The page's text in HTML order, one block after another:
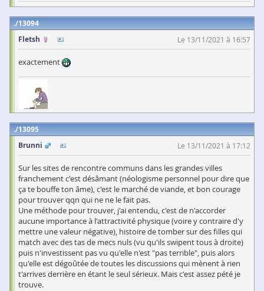
13094
Fletsh
Le 13/11/2021 à 16:57
exactement
13095
Brunni
Le 13/11/2021 à 17:12
Sur les sites de rencontre communs dans les grandes villes
franchement c'est désâmant (néologisme personnel pour dire que
ça te bouffe ton âme), c'est le marché de viande, et bon courage
pour trouver qqn qui ne ne le fait pas.
Une méthode pour trouver, j'ai entendu, c'est de n'accorder
aucune importance à l'attractivité physique (voire y contraire d'y
mettre une valeur négative), histoire de tomber sur des filles qui
match avec des tas de mecs nuls (vu qu'ils swipent tous à droite)
puis n'investissent pas vu qu'elle n'est "pas terrible", puis alors
qu'elle est dégoûtée de toutes les discussions qui mènent à rien
t'arrives derrière en étant le seul sérieux. Mais c'est assez pété je
trouve.